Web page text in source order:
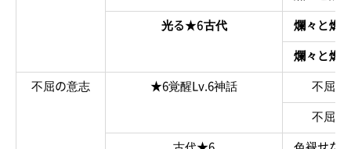
光る★6古代
爛々と燃
爛々と燃
不屈の意志
★6覚醒Lv.6神話
不屈の
不屈の